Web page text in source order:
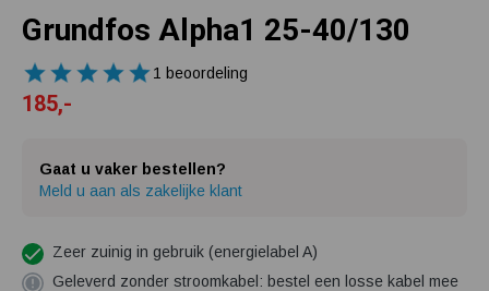
Grundfos Alpha1 25-40/130
1 beoordeling
185,-
Gaat u vaker bestellen?
Meld u aan als zakelijke klant
Zeer zuinig in gebruik (energielabel A)
Geleverd zonder stroomkabel: bestel een losse kabel mee